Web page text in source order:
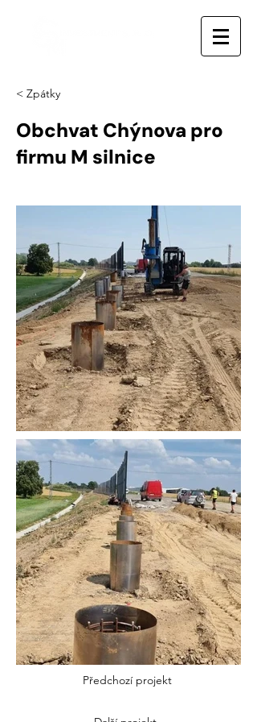
< Zpátky
Obchvat Chýnova pro
firmu M silnice
Předchozí projekt